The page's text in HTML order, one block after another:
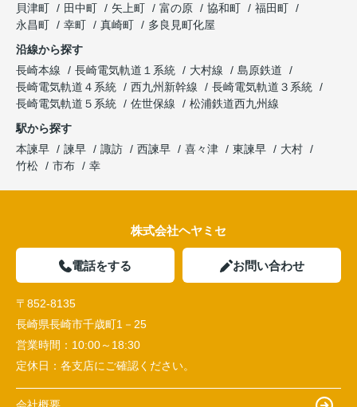
貝津町
田中町 矢上町 富の原 協和町
福田町
永昌町
幸町 真崎町
多良見町化屋
沿線から探す
長崎本線
長崎電気軌道１系統 大村線
島原鉄道
長崎電気軌道４系統
西九州新幹線
長崎電気軌道３系統
長崎電気軌道５系統
佐世保線
松浦鉄道西九州線
駅から探す
本諫早
諫早 諏訪 西諫早 喜々津 東諫早
大村
竹松
市布 幸
株式会社ヘヤミセ
電話をする お問い合わせ
〒852-8135
長崎県長崎市千歳町1－25
営業時間： 10:00～18:30
定休日： 各支店にご確認ください。